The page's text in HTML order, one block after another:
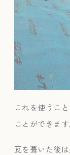
これを使うこ
ことができます
瓦を葺いた後